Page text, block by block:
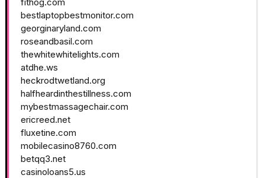
bestlaptopbestmonitor.com
georginaryland.com
roseandbasil.com
thewhitewhitelights.com
atdhe.ws
heckrodtwetland.org
halfheardinthestillness.com
mybestmassagechair.com
ericreed.net
fluxetine.com
mobilecasino8760.com
betqq3.net
casinoloans5.us